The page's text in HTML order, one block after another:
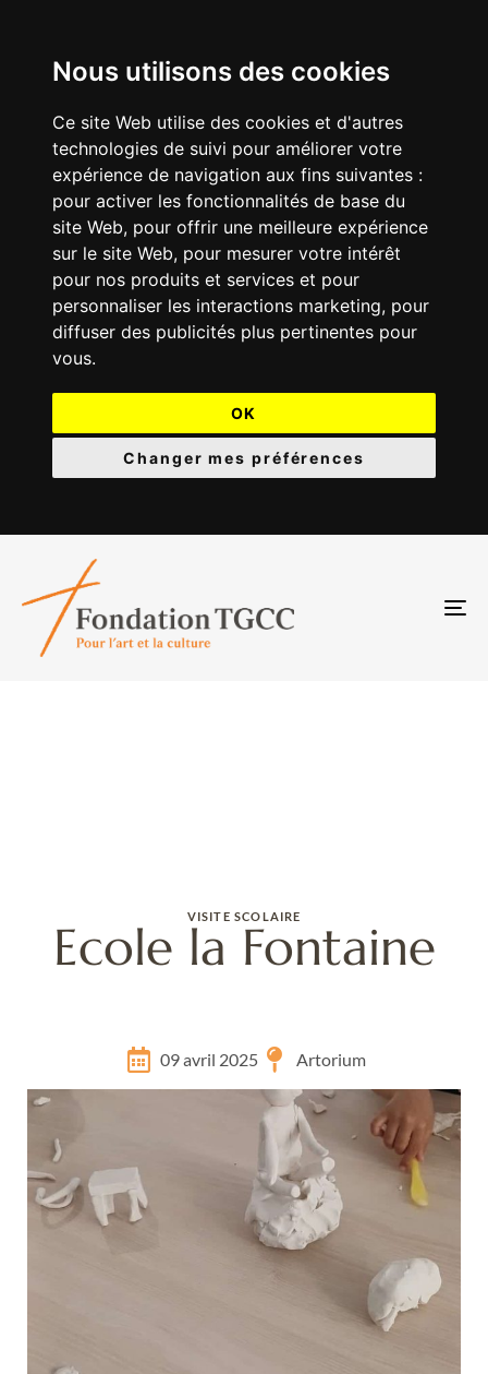
Nous utilisons des cookies
Ce site Web utilise des cookies et d'autres
technologies de suivi pour améliorer votre
expérience de navigation aux fins suivantes :
pour activer les fonctionnalités de base du
site Web, pour offrir une meilleure expérience
sur le site Web, pour mesurer votre intérêt
pour nos produits et services et pour
personnaliser les interactions marketing, pour
diffuser des publicités plus pertinentes pour
vous.
OK
Changer mes préférences
VISITE SCOLAIRE
Ecole la Fontaine
09 avril 2025 Artorium